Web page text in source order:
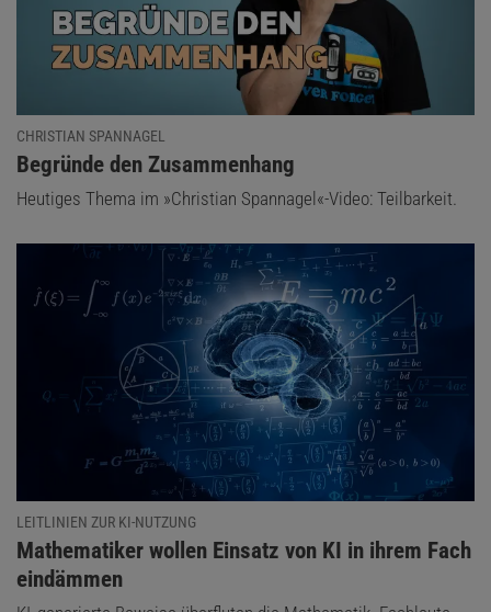
CHRISTIAN SPANNAGEL
:
Begründe den Zusammenhang
Heutiges Thema im »Christian Spannagel«-Video: Teilbarkeit.
LEITLINIEN ZUR KI-NUTZUNG
:
Mathematiker wollen Einsatz von KI in ihrem Fach
eindämmen